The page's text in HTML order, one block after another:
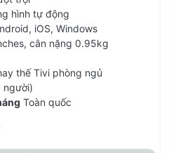
hình tự động
iOS, Windows
cân nặng 0.95kg
thế Tivi phòng ngủ
người)
Toàn quốc